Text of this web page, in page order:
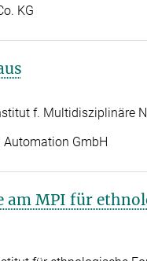
KG
f. Multidisziplinäre
GmbH
MPI für